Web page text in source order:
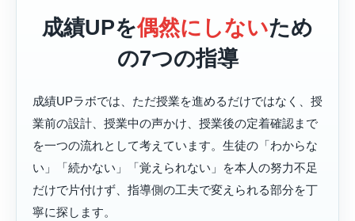
成績UPを偶然にしないため
の7つの指導
成績UPラボでは、ただ授業を進めるだけではなく、授
業前の設計、授業中の声かけ、授業後の定着確認まで
を一つの流れとして考えています。生徒の「わからな
い」「続かない」「覚えられない」を本人の努力不足
だけで片付けず、指導側の工夫で変えられる部分を丁
寧に探します。